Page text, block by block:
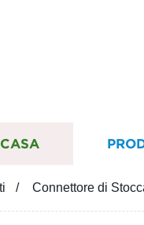
CASA
Connettore di